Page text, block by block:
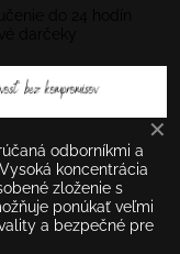
✕
odborníkmi a
koncentrácia
zloženie s
ponúkať veľmi
a bezpečné pre